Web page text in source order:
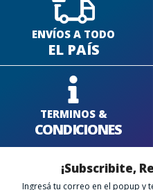
ENVÍOS A TODO
EL PAÍS
TERMINOS &
CONDICIONES
¡Subscribite,
Ingresá tu correo en el popup y